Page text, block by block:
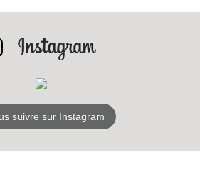
suivre sur Instagram